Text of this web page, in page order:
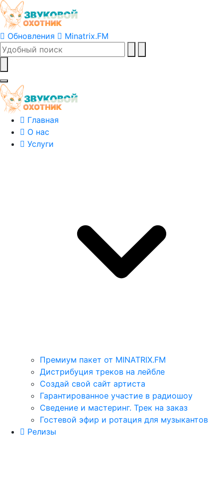
Обновления Minatrix.FM
Главная
О нас
Услуги
Премиум пакет от MINATRIX.FM
Дистрибуция треков на лейбле
Создай свой сайт артиста
Гарантированное участие в радиошоу
Сведение и мастеринг. Трек на заказ
Гостевой эфир и ротация для музыкантов
Релизы